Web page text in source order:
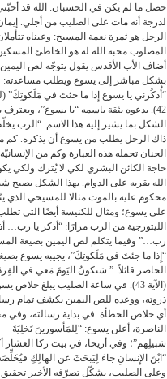
حصل ما لم يكن في الحسبان: الله قد
لدرجة أنه مات على الصليب من أجلي.
الرجل هو ثمرة نعمة المسيح: وعيناه
المصلوب محبة الله له هو الخاطئ
أضاف الأب الأقدس يقول يتوجّه لص اليمين
بشكل مباشر إلى يسوع ويطلب مساعدته:
42). يدعوه بثقة باسمه “يا يسوع”، ويعترف
الشكل بما يشير إليه هذا الاسم: “الرب
ذاك الرجل يطلب من يسوع أن يذكره. كم
الحنان تحمله هذه العبارة وكم من
حاجة الكائن البشري لكي لا يُترك ولكي
الله بقربه على الدوام. بهذا الشكل
محكوم عليه بالموت مثالا للمسيحي الذي
على يسوع؛ ومثال للكنيسة أيضًا التي
الليتورجية من الرب مرارًا: “أذكر يا رب…
رب…” وفيما يتكلم لص اليمين بصيغة
“إِذا ما جئتَ في مَلَكوتِكَ”، يجيبه يسوع
الحاضر قائلاً: ” سَتكونُ اليَومَ مَعي في
(الآية 43). في ساعة الصليب يبلغ خلاص
ذروته، ووعده للص اليمين يكشف تمام
أي خلاص الخطأة. في بداية رسالته، وفي
الناصرة، أعلن يسوع: “لِلمَأسورينَ تَخلِيَةَ
سَبيلِهم”؛ وفي أريحا، في بيت زكا العشار
“ابْنَ الإِنسانِ جاءَ لِيَبحَثَ عن الهالِكِ
وعلى الصليب، يشكّل تصرّفه الأخير تحقيق